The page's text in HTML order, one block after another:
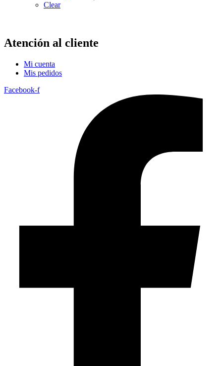
Clear
Atención al cliente
Mi cuenta
Mis pedidos
Facebook-f